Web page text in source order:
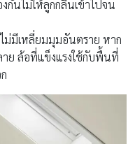
กันไม่ให้ลูกกลืนเข้าไปจน
ม่มีเหลี่ยมมุมอันตราย หาก
าย ล้อที่แข็งแรงใช้กับพื้นที่